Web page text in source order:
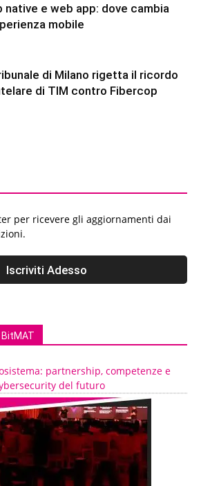
native e web app: dove cambia
mobile
di Milano rigetta il ricordo
di TIM contro Fibercop
per ricevere gli aggiornamenti dai
BitMAT
partnership, competenze e
del futuro